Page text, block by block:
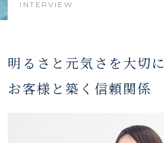
INTERVIEW
明るさと元気さを大切に
お客様と築く信頼関係